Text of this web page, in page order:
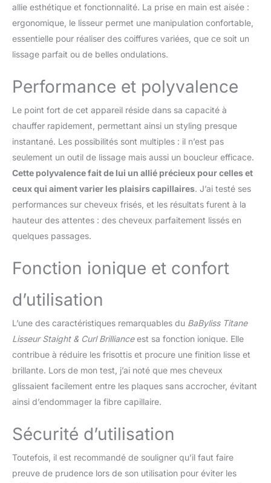
lissage sans effort en un
seul passage, pour des
CHAUFFE RAPIDE —
Grâce à son système de
Ceramics, ce lisseur
atteint sa température en
seulement 15 secondes
et maintient une
température constante
pour un lissage uniforme
sur chaque mèche de
cheveux. RÉGLAGES DE
TEMPÉRATURE
PERSONNALISABLES —
Avec 5 réglages de
température, dont une
température idéale pour
votre type de cheveux,
TECHNOLOGIE IONIQUE
ANTI-FRISOTTIS — Le
revêtement extérieur en
acier inoxydable ultra
lisse et la technologie
ionique garantissent des
cheveux soyeux et
tout au long de la
journée. CONSEILS DE
cheveux fins, délicats,
décolorés ou colorés,
allie esthétique et fonctionnalité. La prise en main est aisée :
ergonomique, le lisseur permet une manipulation confortable,
essentielle pour réaliser des coiffures variées, que ce soit un
lissage parfait ou de belles ondulations.
Performance et polyvalence
Le point fort de cet appareil réside dans sa capacité à
chauffer rapidement, permettant ainsi un styling presque
instantané. Les possibilités sont multiples : il n’est pas
seulement un outil de lissage mais aussi un boucleur efficace.
Cette polyvalence fait de lui un allié précieux pour celles et
ceux qui aiment varier les plaisirs capillaires. J’ai testé ses
performances sur cheveux frisés, et les résultats furent à la
hauteur des attentes : des cheveux parfaitement lissés en
quelques passages.
Fonction ionique et confort
d’utilisation
L’une des caractéristiques remarquables du BaByliss Titane
Lisseur Staight & Curl Brillianceest sa fonction ionique. Elle
contribue à réduire les frisottis et procure une finition lisse et
brillante. Lors de mon test, j’ai noté que mes cheveux
glissaient facilement entre les plaques sans accrocher, évitant
ainsi d’endommager la fibre capillaire.
Sécurité d’utilisation
Toutefois, il est recommandé de souligner qu’il faut faire
preuve de prudence lors de son utilisation pour éviter les